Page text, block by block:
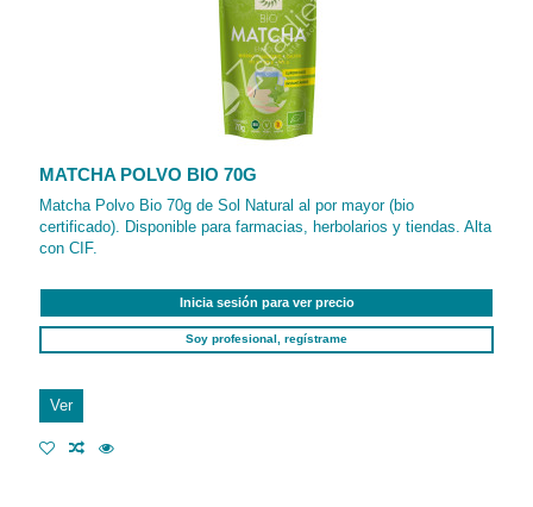
MATCHA POLVO BIO 70G
Matcha Polvo Bio 70g de Sol Natural al por mayor (bio
certificado). Disponible para farmacias, herbolarios y tiendas. Alta
con CIF.
Inicia sesión para ver precio
Soy profesional, regístrame
Ver